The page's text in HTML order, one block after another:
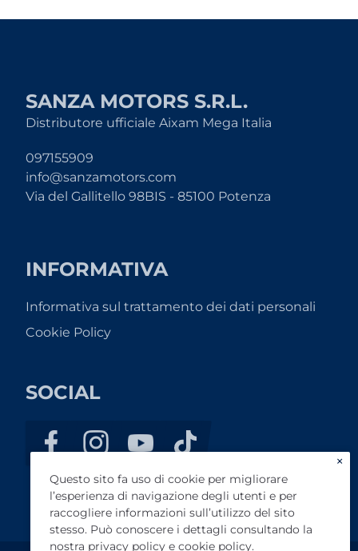
SANZA MOTORS S.R.L.
Distributore ufficiale Aixam Mega Italia
097155909
info@sanzamotors.com
Via del Gallitello 98BIS - 85100 Potenza
INFORMATIVA
Informativa sul trattamento dei dati personali
Cookie Policy
SOCIAL
×
Questo sito fa uso di cookie per migliorare
l’esperienza di navigazione degli utenti e per
raccogliere informazioni sull’utilizzo del sito
stesso. Può conoscere i dettagli consultando la
nostra privacy policy e cookie policy.